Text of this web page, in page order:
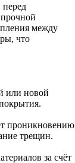
перед
между
что
или новой
проникновению
трещин.
за счёт